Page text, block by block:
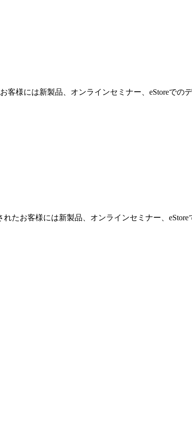
客様には新製品、オンラインセミナー、eStoreでの
たお客様には新製品、オンラインセミナー、